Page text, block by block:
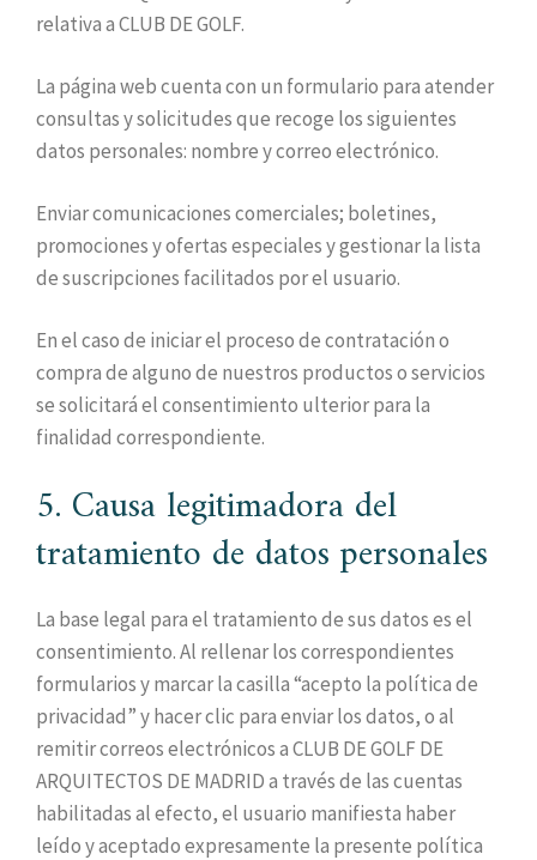
relativa a CLUB DE GOLF.
La página web cuenta con un formulario para atender
consultas y solicitudes que recoge los siguientes
datos personales: nombre y correo electrónico.
Enviar comunicaciones comerciales; boletines,
promociones y ofertas especiales y gestionar la lista
de suscripciones facilitados por el usuario.
En el caso de iniciar el proceso de contratación o
compra de alguno de nuestros productos o servicios
se solicitará el consentimiento ulterior para la
finalidad correspondiente.
5. Causa legitimadora del
tratamiento de datos personales
La base legal para el tratamiento de sus datos es el
consentimiento. Al rellenar los correspondientes
formularios y marcar la casilla “acepto la política de
privacidad” y hacer clic para enviar los datos, o al
remitir correos electrónicos a CLUB DE GOLF DE
ARQUITECTOS DE MADRID a través de las cuentas
habilitadas al efecto, el usuario manifiesta haber
leído y aceptado expresamente la presente política